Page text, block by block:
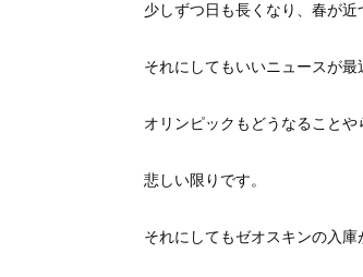
少しずつ日も長くなり、春が近
それにしてもいいニュースが最
オリンピックもどうなることや
悲しい限りです。
それにしてもゼオスキンの入庫